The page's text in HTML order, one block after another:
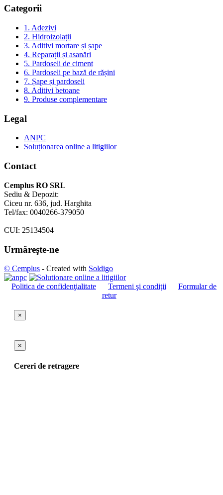
Categorii
1. Adezivi
2. Hidroizolații
3. Aditivi mortare și șape
4. Reparații și asanări
5. Pardoseli de ciment
6. Pardoseli pe bază de rășini
7. Șape și pardoseli
8. Aditivi betoane
9. Produse complementare
Legal
ANPC
Soluționarea online a litigiilor
Contact
Cemplus RO SRL
Sediu & Depozit:
Ciceu nr. 636, jud. Harghita
Tel/fax: 0040266-379050
CUI: 25134504
Urmăreşte-ne
© Cemplus - Created with Soldigo
Politica de confidenţialitate Termeni şi condiţii
Formular de
retur
×
×
Cereri de retragere